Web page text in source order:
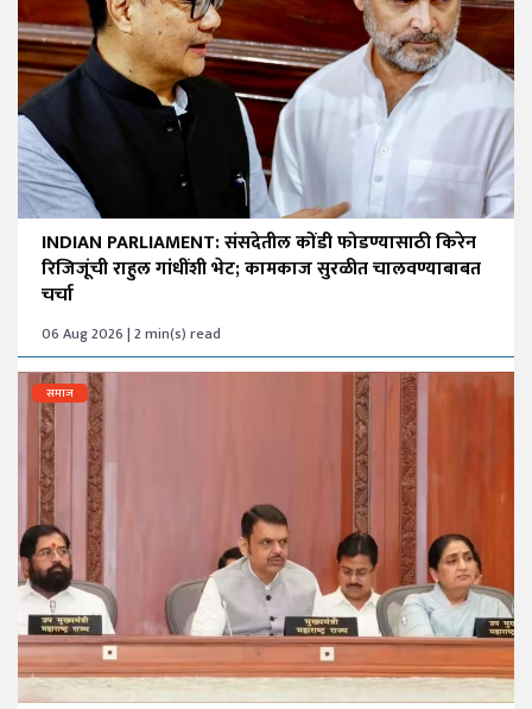
INDIAN PARLIAMENT: संसदेतील कोंडी फोडण्यासाठी किरेन
रिजिजूंची राहुल गांधींशी भेट; कामकाज सुरळीत चालवण्याबाबत
चर्चा
06 Aug 2026 | 2 min(s) read
समाज